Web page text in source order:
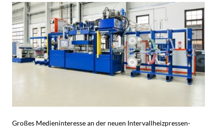
Großes Medieninteresse an der neuen Intervallheizpressen-